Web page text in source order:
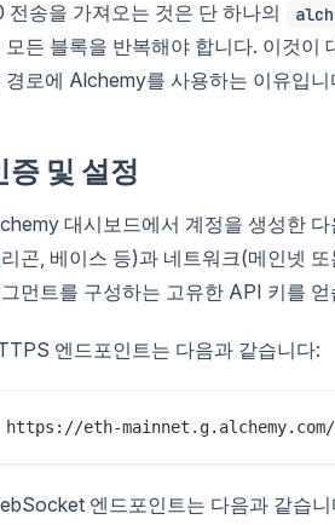
전송을 가져오는 것은 단 하나의
모든 블록을 반복해야 합니다. 이것이
경로에 Alchemy를 사용하는 이유입니
증 및 설정
대시보드에서 계정을 생성한 다
곤, 베이스 등)과 네트워크(메인넷
먼트를 구성하는 고유한 API 키를 얻
엔드포인트는 다음과 같습니다:
엔드포인트는 다음과 같습니